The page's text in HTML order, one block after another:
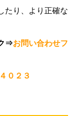
たり、より正確な
⇒お問い合わせフ
０２３